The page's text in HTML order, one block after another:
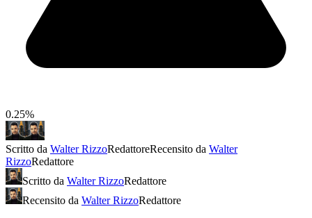
0.25%
Scritto da Walter RizzoRedattoreRecensito da Walter
RizzoRedattore
Scritto da Walter RizzoRedattore
Recensito da Walter RizzoRedattore